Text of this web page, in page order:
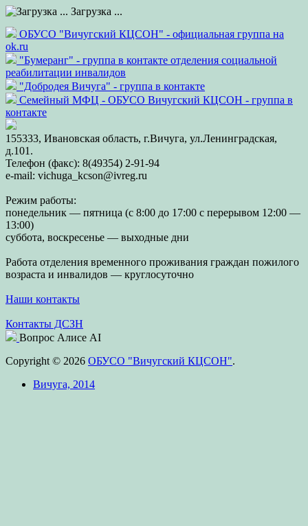
Загрузка ...
ОБУСО "Вичугский КЦСОН" - официальная группа на
ok.ru
"Бумеранг" - группа в контакте отделения социальной
реабилитации инвалидов
"Добродея Вичуга" - группа в контакте
Семейный МФЦ - ОБУСО Вичугский КЦСОН - группа в
контакте
155333, Ивановская область, г.Вичуга, ул.Ленинградская,
д.101.
Телефон (факс): 8(49354) 2-91-94
e-mail: vichuga_kcson@ivreg.ru
Режим работы:
понедельник — пятница (с 8:00 до 17:00 с перерывом 12:00 —
13:00)
суббота, воскресенье — выходные дни
Работа отделения временного проживания граждан пожилого
возраста и инвалидов — круглосуточно
Наши контакты
Контакты ДСЗН
Вопрос Алисе AI
Copyright © 2026 ОБУСО "Вичугский КЦСОН".
Вичуга, 2014